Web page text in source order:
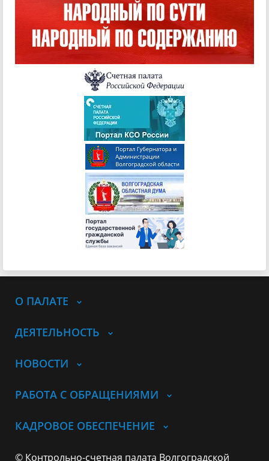
О ПАЛАТЕ
ДЕЯТЕЛЬНОСТЬ
НОВОСТИ
РАБОТА С ОБРАЩЕНИЯМИ
КАДРОВОЕ ОБЕСПЕЧЕНИЕ
© Контрольно-счетная палата Волгоградской